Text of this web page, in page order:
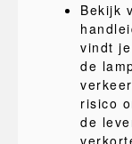
Bekijk
vindt
de
risico
de